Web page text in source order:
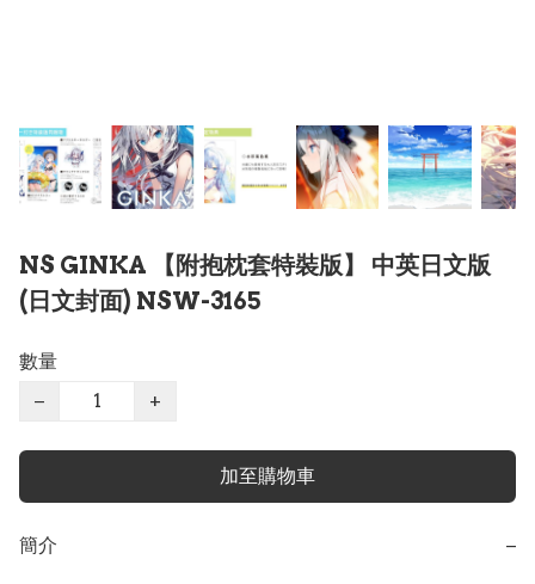
NS GINKA 【附抱枕套特裝版】 中英日文版
(日文封面) NSW-3165
數量
−
+
加至購物車
簡介 −